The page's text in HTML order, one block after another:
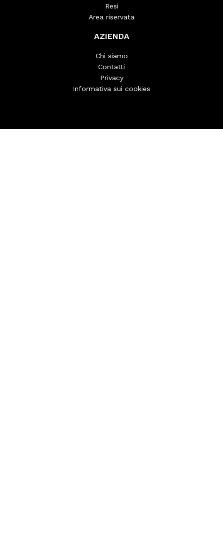
Resi
Area riservata
AZIENDA
Chi siamo
Contatti
Privacy
Informativa sui cookies